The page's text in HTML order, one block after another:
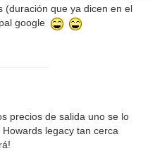
(duración que ya dicen en el
pal google
precios de salida uno se lo
legacy tan cerca